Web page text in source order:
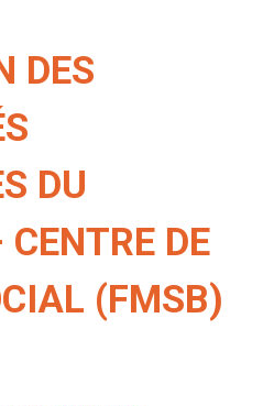
DES
DU
DE
(FMSB)